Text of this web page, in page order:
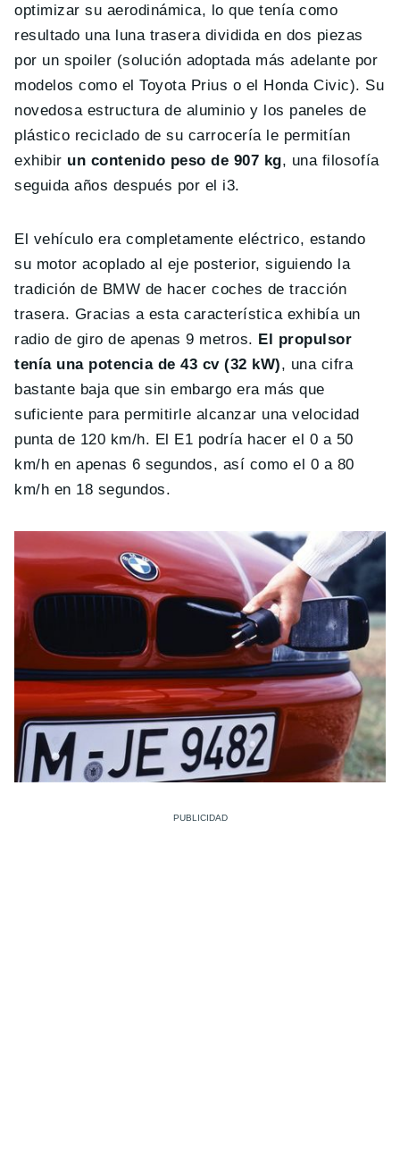
optimizar su aerodinámica, lo que tenía como
resultado una luna trasera dividida en dos piezas
por un spoiler (solución adoptada más adelante por
modelos como el Toyota Prius o el Honda Civic). Su
novedosa estructura de aluminio y los paneles de
plástico reciclado de su carrocería le permitían
exhibir un contenido peso de 907 kg, una filosofía
seguida años después por el i3.
El vehículo era completamente eléctrico, estando
su motor acoplado al eje posterior, siguiendo la
tradición de BMW de hacer coches de tracción
trasera. Gracias a esta característica exhibía un
radio de giro de apenas 9 metros. El propulsor
tenía una potencia de 43 cv (32 kW), una cifra
bastante baja que sin embargo era más que
suficiente para permitirle alcanzar una velocidad
punta de 120 km/h. El E1 podría hacer el 0 a 50
km/h en apenas 6 segundos, así como el 0 a 80
km/h en 18 segundos.